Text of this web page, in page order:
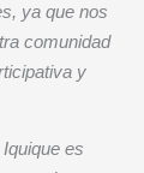
ya que nos
comunidad
y
es